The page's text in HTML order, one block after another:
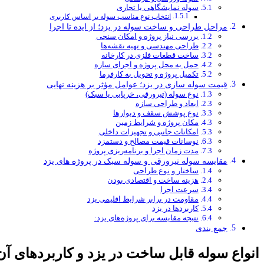
سوله نمایشگاهی یا تجاری
انتخاب نوع مناسب سوله بر اساس کاربری
مراحل طراحی و ساخت سوله در یزد؛ از ایده تا اجرا
بررسی نیاز پروژه و امکان‌ سنجی
طراحی مهندسی و تهیه نقشه‌ها
ساخت قطعات فلزی در کارخانه
حمل به محل پروژه و اجرای سازه
تکمیل پروژه و تحویل به کارفرما
قیمت سوله‌ سازی در یزد؛ عوامل مؤثر بر هزینه نهایی
نوع سوله (تیرورقی، خرپایی یا سبک)
ابعاد و طراحی سازه
نوع پوشش سقف و دیوارها
مکان پروژه و شرایط زمین
امکانات جانبی و تجهیزات داخلی
نوسانات قیمت مصالح و دستمزد
مدت زمان اجرا و برنامه‌ریزی پروژه
مقایسه سوله تیرورقی و سوله سبک در پروژه‌ های یزد
ساختار و نوع طراحی
هزینه ساخت و اقتصادی بودن
سرعت اجرا
مقاومت در برابر شرایط اقلیمی یزد
کاربردها در یزد
نتیجه مقایسه برای پروژه‌های یزد:
جمع‌ بندی
انواع سوله قابل ساخت در یزد و کاربردهای